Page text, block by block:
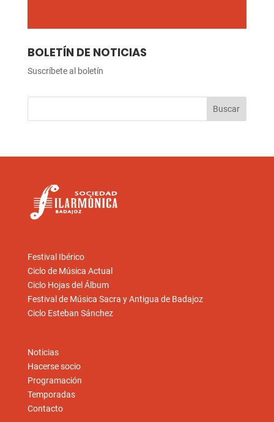
BOLETÍN DE NOTICIAS
Suscríbete al boletín
Festival Ibérico
Ciclo de Música Actual
Ciclo Hojas del Álbum
Festival de Música Sacra y Antigua de Badajoz
Ciclo Esteban Sánchez
Noticias
Hacerse socio
Programación
Temporadas
Contacto